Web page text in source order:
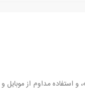
استفاده مداوم از موبایل